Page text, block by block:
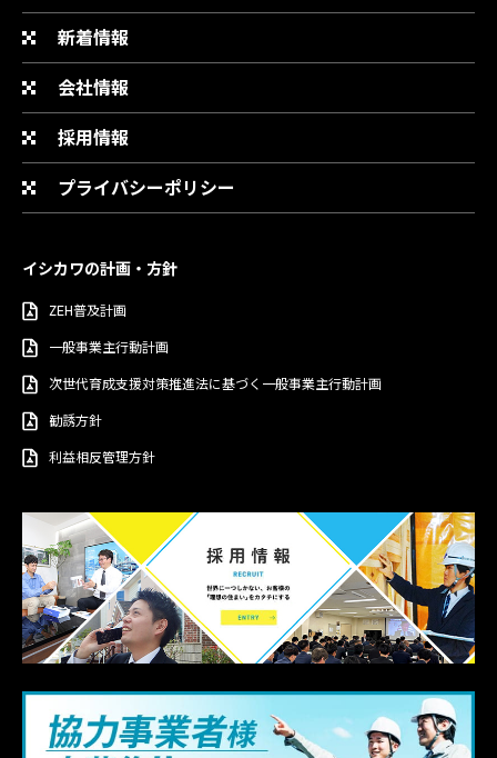
新着情報
会社情報
採用情報
プライバシーポリシー
イシカワの計画・方針
ZEH普及計画
一般事業主行動計画
次世代育成支援対策推進法に基づく一般事業主行動計画
勧誘方針
利益相反管理方針